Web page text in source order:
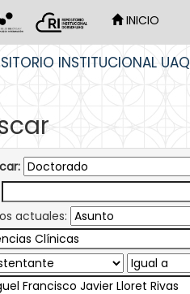
INICIO
INSTITUCIONAL UAQ
actuales: